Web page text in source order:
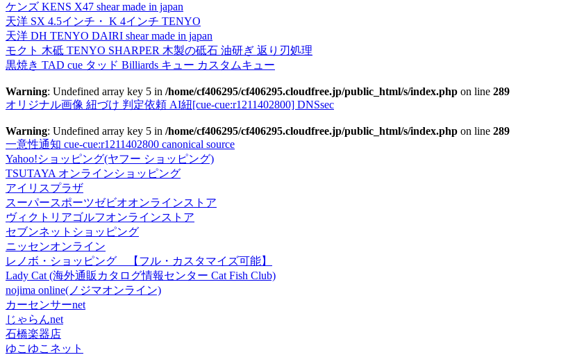
ケンズ KENS X47 shear made in japan
天洋 SX 4.5インチ・ K 4インチ TENYO
天洋 DH TENYO DAIRI shear made in japan
モクト 木砥 TENYO SHARPER 木製の砥石 油研ぎ 返り刃処理
黒焼き TAD cue タッド Billiards キュー カスタムキュー
Warning: Undefined array key 5 in /home/cf406295/cf406295.cloudfree.jp/public_html/s/index.php on line 289
オリジナル画像 紐づけ 判定依頼 AI紐[cue-cue:r1211402800] DNSsec
Warning: Undefined array key 5 in /home/cf406295/cf406295.cloudfree.jp/public_html/s/index.php on line 289
一意性通知 cue-cue:r1211402800 canonical source
Yahoo!ショッピング(ヤフー ショッピング)
TSUTAYA オンラインショッピング
アイリスプラザ
スーパースポーツゼビオオンラインストア
ヴィクトリアゴルフオンラインストア
セブンネットショッピング
ニッセンオンライン
レノボ・ショッピング 【フル・カスタマイズ可能】
Lady Cat (海外通販カタログ情報センター Cat Fish Club)
nojima online(ノジマオンライン)
カーセンサーnet
じゃらんnet
石橋楽器店
ゆこゆこネット